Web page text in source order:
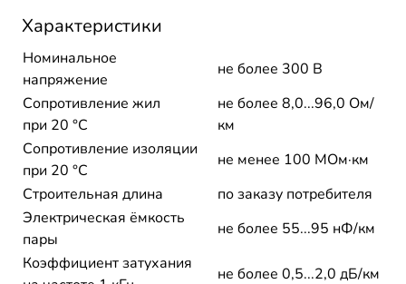
Характеристики
Номинальное
напряжение
не более 300 В
Сопротивление жил
при 20 °С
не более 8,0...96,0 Ом/
км
Сопротивление изоляции
при 20 °С
не менее 100 МОм·км
Строительная длина
по заказу потребителя
Электрическая ёмкость
пары
не более 55...95 нФ/км
Коэффициент затухания
не более 0,5...2,0 дБ/км